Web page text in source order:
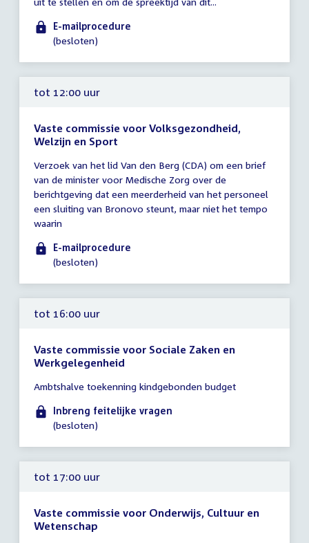
uur
E-mailprocedure
(besloten)
tot 12:00 uur
Vaste commissie voor Volksgezondheid,
Welzijn en Sport
vergadering
tot
12:00
uur
Verzoek van het lid Van den Berg (CDA) om een brief
van de minister voor Medische Zorg over de
berichtgeving dat een meerderheid van het personeel
een sluiting van Bronovo steunt, maar niet het tempo
waarin
E-mailprocedure
(besloten)
tot 16:00 uur
Vaste commissie voor Sociale Zaken en
Werkgelegenheid
vergadering
tot
16:00
Ambtshalve toekenning kindgebonden budget
Inbreng feitelijke vragen
(besloten)
tot 17:00 uur
Vaste commissie voor Onderwijs, Cultuur en
Wetenschap